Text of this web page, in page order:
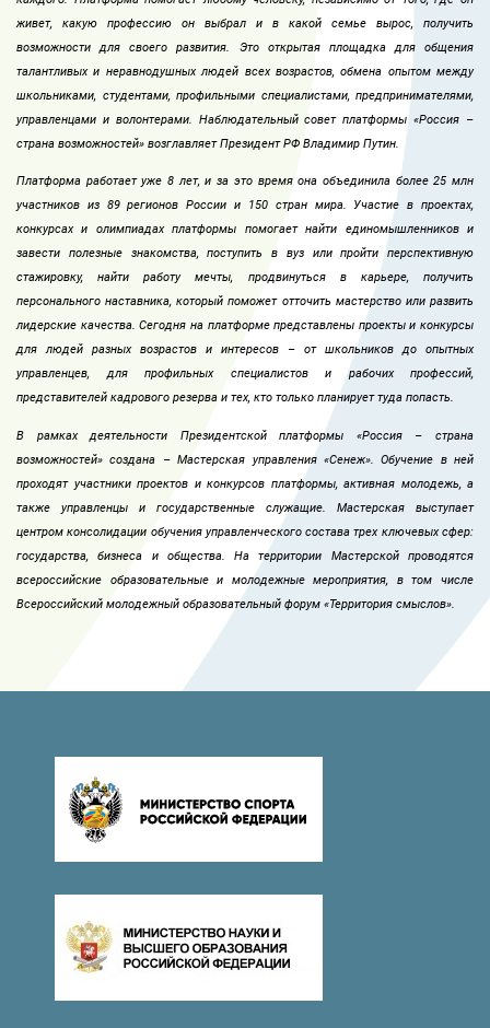
живет, какую профессию он выбрал и в какой семье вырос, получить
возможности для своего развития. Это открытая площадка для общения
талантливых и неравнодушных людей всех возрастов, обмена опытом между
школьниками, студентами, профильными специалистами, предпринимателями,
управленцами и волонтерами. Наблюдательный совет платформы «Россия –
страна возможностей» возглавляет Президент РФ Владимир Путин.
Платформа работает уже 8 лет, и за это время она объединила более 25 млн
участников из 89 регионов России и 150 стран мира. Участие в проектах,
конкурсах и олимпиадах платформы помогает найти единомышленников и
завести полезные знакомства, поступить в вуз или пройти перспективную
стажировку, найти работу мечты, продвинуться в карьере, получить
персонального наставника, который поможет отточить мастерство или развить
лидерские качества. Сегодня на платформе представлены проекты и конкурсы
для людей разных возрастов и интересов – от школьников до опытных
управленцев, для профильных специалистов и рабочих профессий,
представителей кадрового резерва и тех, кто только планирует туда попасть.
В рамках деятельности Президентской платформы «Россия – страна
возможностей» создана – Мастерская управления «Сенеж». Обучение в ней
проходят участники проектов и конкурсов платформы, активная молодежь, а
также управленцы и государственные служащие. Мастерская выступает
центром консолидации обучения управленческого состава трех ключевых сфер:
государства, бизнеса и общества. На территории Мастерской проводятся
всероссийские образовательные и молодежные мероприятия, в том числе
Всероссийский молодежный образовательный форум «Территория смыслов».